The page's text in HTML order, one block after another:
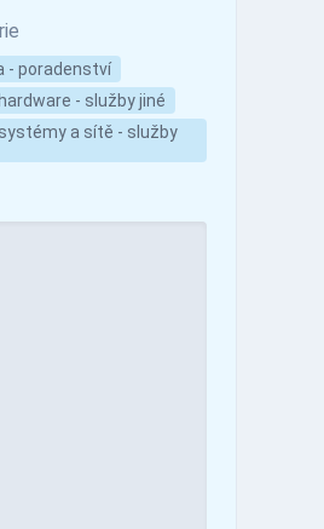
- poradenství
- služby jiné
a sítě - služby